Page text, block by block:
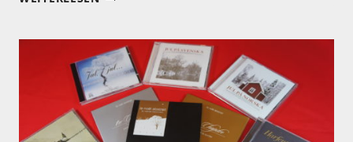
DAVID
GISLER
TRIO
WITH
JAIMIE
BRANCH: